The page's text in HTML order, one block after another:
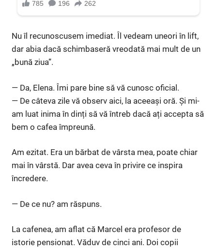
Nu îl recunoscusem imediat. Îl vedeam uneori în lift,
dar abia dacă schimbaseră vreodată mai mult de un
„bună ziua”.
— Da, Elena. Îmi pare bine să vă cunosc oficial.
— De câteva zile vă observ aici, la aceeași oră. Și mi-
am luat inima în dinți să vă întreb dacă ați accepta să
bem o cafea împreună.
Am ezitat. Era un bărbat de vârsta mea, poate chiar
mai în vârstă. Dar avea ceva în privire ce inspira
încredere.
— De ce nu? am răspuns.
La cafenea, am aflat că Marcel era profesor de
istorie pensionat. Văduv de cinci ani. Doi copii